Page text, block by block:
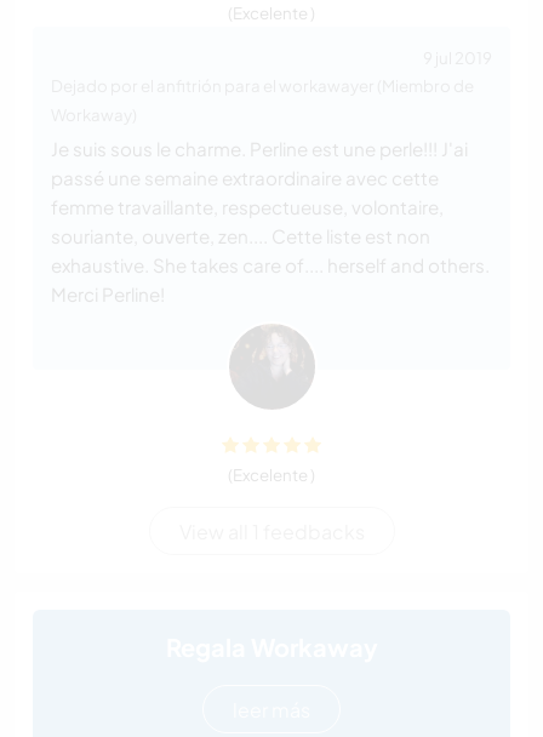
(Excelente )
Je suis sous le charme. Perline est une perle!!! J'ai
passé une semaine extraordinaire avec cette
femme travaillante, respectueuse, volontaire,
souriante, ouverte, zen.... Cette liste est non
exhaustive. She takes care of.... herself and others.
Merci Perline!
(Excelente )